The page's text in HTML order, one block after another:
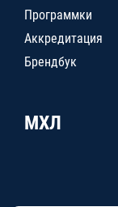
Программки
Аккредитация
Брендбук
МХЛ